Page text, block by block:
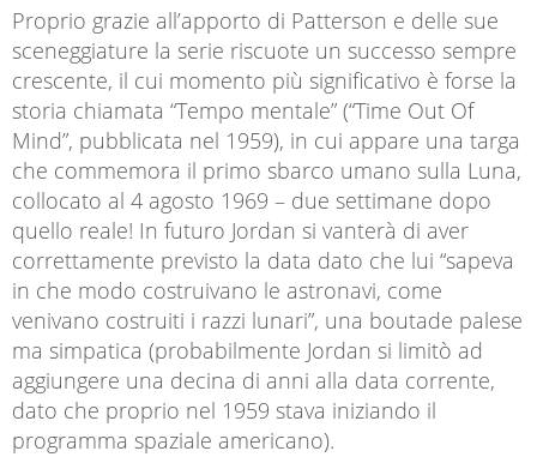
Proprio grazie all’apporto di Patterson e delle sue
sceneggiature la serie riscuote un successo sempre
crescente, il cui momento più significativo è forse la
storia chiamata “Tempo mentale” (“Time Out Of
Mind”, pubblicata nel 1959), in cui appare una targa
che commemora il primo sbarco umano sulla Luna,
collocato al 4 agosto 1969 – due settimane dopo
quello reale! In futuro Jordan si vanterà di aver
correttamente previsto la data dato che lui “sapeva
in che modo costruivano le astronavi, come
venivano costruiti i razzi lunari”, una boutade palese
ma simpatica (probabilmente Jordan si limitò ad
aggiungere una decina di anni alla data corrente,
dato che proprio nel 1959 stava iniziando il
programma spaziale americano).